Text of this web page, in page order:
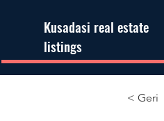
Kusadasi real estate
listings
< Geri